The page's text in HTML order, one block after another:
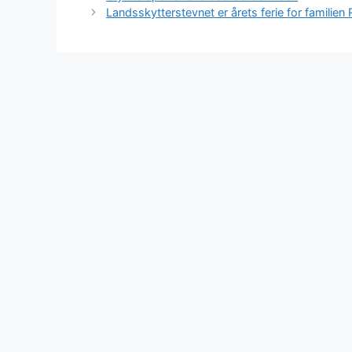
Landsskytterstevnet er årets ferie for familien